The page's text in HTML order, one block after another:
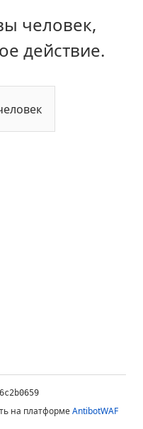
человек,
действие.
на платформеAntibotWAF